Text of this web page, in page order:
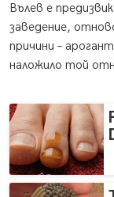
Вълев е
заведение,
причини –
наложило той